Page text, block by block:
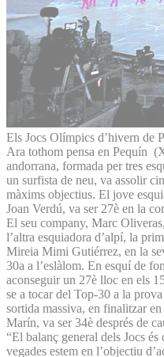
Els Jocs Olímpics d’hivern de
Ara tothom pensa en Pequín
andorrana, formada per tres
un surfista de neu, va assolir
màxims objectius. El jove
Joan Verdú, va ser 27è en la
El seu company, Marc
l’altra esquiadora d’alpí, la
Mireia Mimi Gutiérrez, en la
30a a l’eslàlom. En esquí de
aconseguir un 27è lloc en els
se a tocar del Top-30 a la
sortida massiva, en finalitzar
Marín, va ser 34è després de
“El balanç general dels Jocs
vegades estem en l’objectiu